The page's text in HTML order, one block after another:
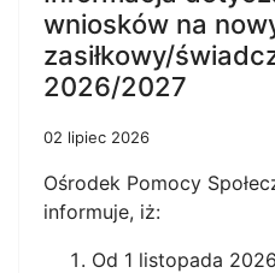
wniosków na
zasiłkowy/
2026/2027
02 lipiec 2026
Ośrodek Pomocy
informuje, iż:
Od 1 listopada